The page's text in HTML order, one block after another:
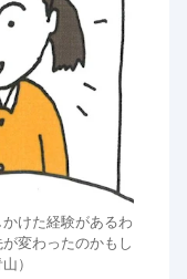
けた経験があるわ
変わったのかもし
）